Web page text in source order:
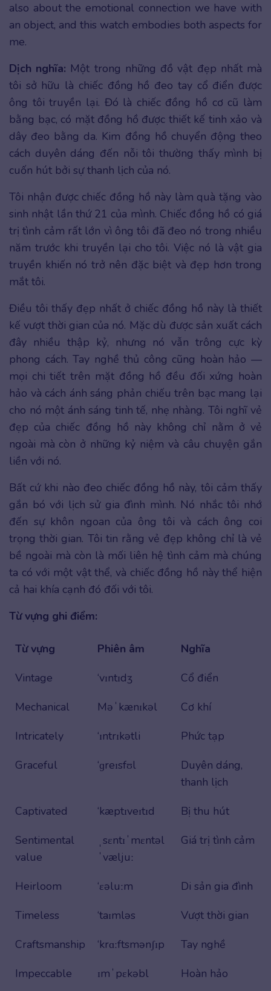
also about the emotional connection we have with
an object, and this watch embodies both aspects for
me.
Dịch nghĩa: Một trong những đồ vật đẹp nhất mà
tôi sở hữu là chiếc đồng hồ đeo tay cổ điển được
ông tôi truyền lại. Đó là chiếc đồng hồ cơ cũ làm
bằng bạc, có mặt đồng hồ được thiết kế tinh xảo và
dây đeo bằng da. Kim đồng hồ chuyển động theo
cách duyên dáng đến nỗi tôi thường thấy mình bị
cuốn hút bởi sự thanh lịch của nó.
Tôi nhận được chiếc đồng hồ này làm quà tặng vào
sinh nhật lần thứ 21 của mình. Chiếc đồng hồ có giá
trị tình cảm rất lớn vì ông tôi đã đeo nó trong nhiều
năm trước khi truyền lại cho tôi. Việc nó là vật gia
truyền khiến nó trở nên đặc biệt và đẹp hơn trong
mắt tôi.
Điều tôi thấy đẹp nhất ở chiếc đồng hồ này là thiết
kế vượt thời gian của nó. Mặc dù được sản xuất cách
đây nhiều thập kỷ, nhưng nó vẫn trông cực kỳ
phong cách. Tay nghề thủ công cũng hoàn hảo —
mọi chi tiết trên mặt đồng hồ đều đối xứng hoàn
hảo và cách ánh sáng phản chiếu trên bạc mang lại
cho nó một ánh sáng tinh tế, nhẹ nhàng. Tôi nghĩ vẻ
đẹp của chiếc đồng hồ này không chỉ nằm ở vẻ
ngoài mà còn ở những kỷ niệm và câu chuyện gắn
liền với nó.
Bất cứ khi nào đeo chiếc đồng hồ này, tôi cảm thấy
gắn bó với lịch sử gia đình mình. Nó nhắc tôi nhớ
đến sự khôn ngoan của ông tôi và cách ông coi
trọng thời gian. Tôi tin rằng vẻ đẹp không chỉ là vẻ
bề ngoài mà còn là mối liên hệ tình cảm mà chúng
ta có với một vật thể, và chiếc đồng hồ này thể hiện
cả hai khía cạnh đó đối với tôi.
Từ vựng ghi điểm:
Từ vựng Phiên âm
Nghĩa
Vintage
‘vɪntɪdʒ
Cổ điển
Mechanical
Məˈkænɪkəl
Cơ khí
Intricately
‘ɪntrɪkətli
Phức tạp
Graceful
‘ɡreɪsfʊl
Duyên dáng,
thanh lịch
Captivated
‘kæptɪveɪtɪd
Bị thu hút
Sentimental
value
ˌsɛntɪˈmɛntəl
ˈvæljuː
Giá trị tình cảm
Heirloom ‘ɛəluːm
Di sản gia đình
Timeless
‘taɪmləs
Vượt thời gian
Craftsmanship
‘krɑːftsmənʃɪp
Tay nghề
Impeccable
ɪmˈpɛkəbl
Hoàn hảo